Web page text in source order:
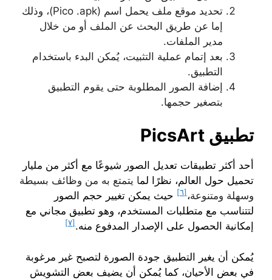
تحديد موقع ملف يحمل اسم (Pico .apk)، وذلك
إما عن طريق البحث عن الملف أو من خلال
مدير الملفات.
بعد إتمام عملية التثبيت، يُمكن البدء باستخدام
التطبيق.
إضافة الصور المطلوبة حتى يقوم التطبيق
بتصغير حجمها.
تطبيق PicsArt
أحد أكثر تطبيقات تعديل الصور شيوعًا مع أكثر من مليار
تحميل حول العالم، نظرًا لما يتمتع به من وظائف بسيطة
وسهلة ومتنوعة، [٦]
حيث يمكن تغيير حجم الصور
لتتناسب مع متطلبات المستخدم، وهو تطبيق مجاني مع
إمكانية الحصول على الإصدار المدفوع منه. [٧]
يُمكن أن يغير التطبيق جودة الصورة لتصبح غير مرغوبة
في بعض الأحيان، كما يُمكن أن يضيف بعض التشويش